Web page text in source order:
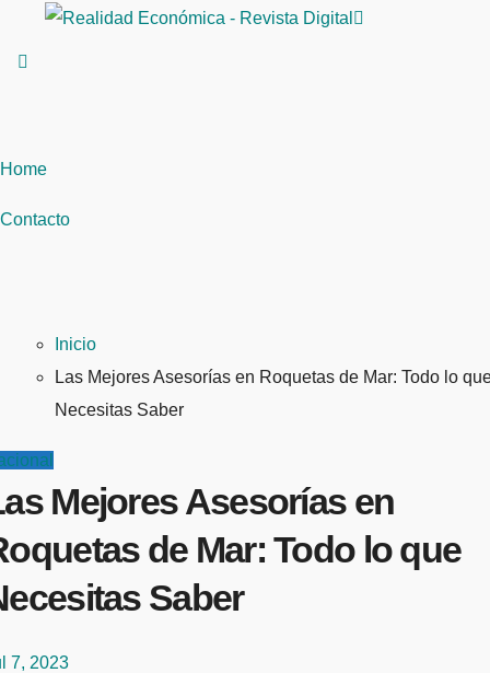
Home
Contacto
Inicio
Las Mejores Asesorías en Roquetas de Mar: Todo lo
Necesitas Saber
Mejores Asesorías en
de Mar: Todo lo que
Saber
7, 2023